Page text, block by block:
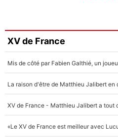
XV de France